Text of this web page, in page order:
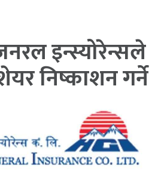
इन्स्योरेन्सले
निष्काशन गर्ने